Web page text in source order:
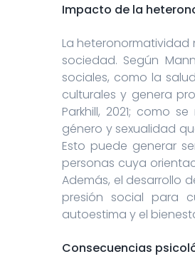
Impacto de la
La heteronormatividad
sociedad. Según
sociales, como la
culturales y genera
Parkhill, 2021; como
género y sexualidad
Esto puede generar
personas cuya
Además, el desarrollo
presión social para
autoestima y el
Consecuencias